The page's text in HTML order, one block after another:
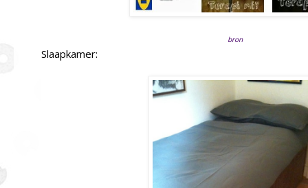
bron
Slaapkamer: